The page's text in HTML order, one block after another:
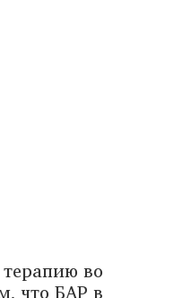
во
что БАР в